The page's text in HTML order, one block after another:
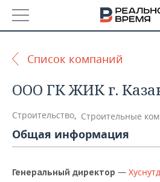
ТАТАРСТАН
УДМУРТИЯ
НОВОСТИ АНАЛИТИКИ
ЭКОНОМИКА
Список компаний
ООО ГК ЖИК г.
Строительство, Строительные
Общая информация
Генеральный директор —